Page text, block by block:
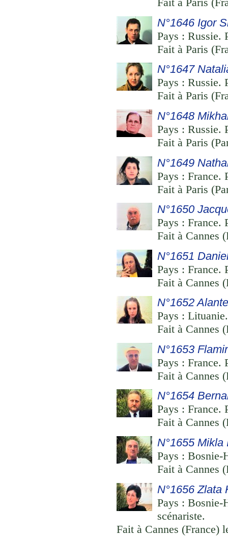
N°1646 Igor
Pays : Russie.
Fait à Paris
N°1647
Pays : Russie.
Fait à Paris
N°1648
Pays : Russie.
Fait à Paris
N°1649
Pays : France.
Fait à Paris
N°1650
Pays : France.
Fait à Cannes
N°1651
Pays : France.
Fait à Cannes
N°1652
Pays :
Fait à Cannes
N°1653
Pays : France.
Fait à Cannes
N°1654
Pays : France.
Fait à Cannes
N°1655 Mikla
Pays : Bosnie-
Fait à Cannes
N°1656 Zlata
Pays : Bosnie-
scénariste.
Fait à Cannes (France)